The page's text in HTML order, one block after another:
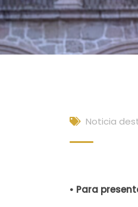
Noticia
• Para